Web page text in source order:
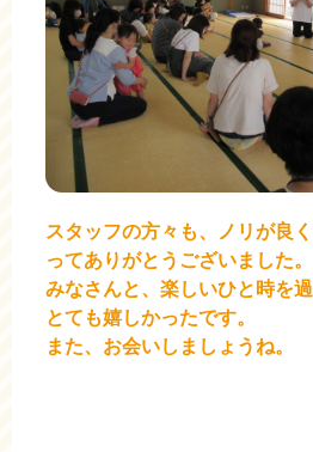
スタッフの方々も、ノリが良
ってありがとうございました。
みなさんと、楽しいひと時を
とても嬉しかったです。
また、お会いしましょうね。